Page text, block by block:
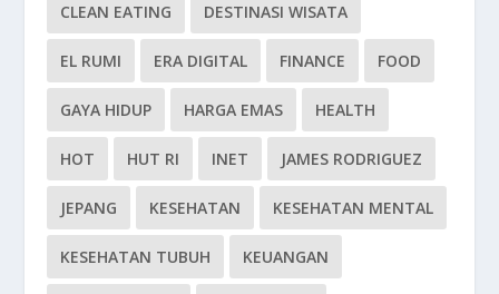
CLEAN EATING DESTINASI WISATA
EL RUMI ERA DIGITAL FINANCE FOOD
GAYA HIDUP HARGA EMAS HEALTH
HOT HUT RI INET JAMES RODRIGUEZ
JEPANG KESEHATAN KESEHATAN MENTAL
KESEHATAN TUBUH KEUANGAN